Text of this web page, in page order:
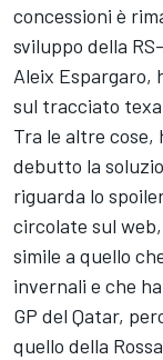
concessioni è
sviluppo della
Aleix Espargaro,
sul tracciato
Tra le altre cose,
debutto la
riguarda lo
circolate sul
simile a quello
invernali e che
GP del Qatar,
quello della